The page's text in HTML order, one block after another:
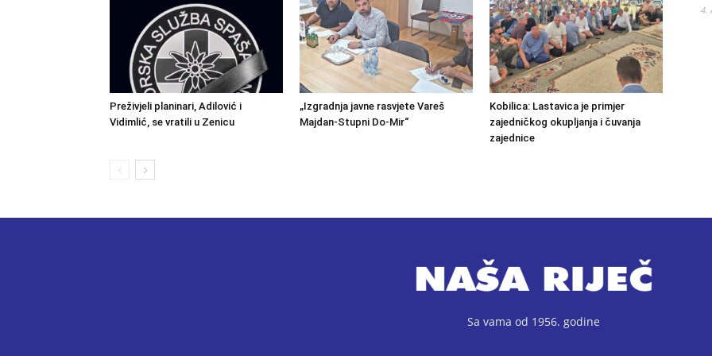
Preživjeli planinari, Adilović i
Vidimlić, se vratili u Zenicu
„Izgradnja javne rasvjete Vareš
Majdan-Stupni Do-Mir“
Kobilica: Lastavica je primjer
zajedničkog okupljanja i čuvanja
zajednice
4.
Sa vama od 1956. godine